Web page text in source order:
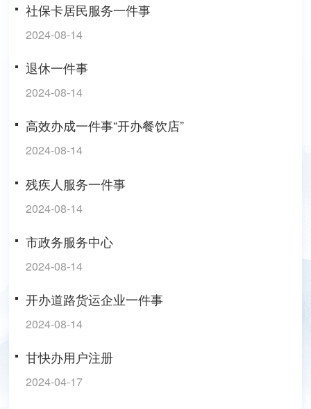
社保卡居民服务一件事
2024-08-14
退休一件事
2024-08-14
高效办成一件事“开办餐饮店”
2024-08-14
残疾人服务一件事
2024-08-14
市政务服务中心
2024-08-14
开办道路货运企业一件事
2024-08-14
甘快办用户注册
2024-04-17